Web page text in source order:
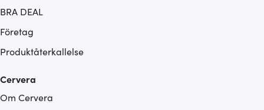
BRA DEAL
Företag
Produktåterkallelse
Cervera
Om Cervera